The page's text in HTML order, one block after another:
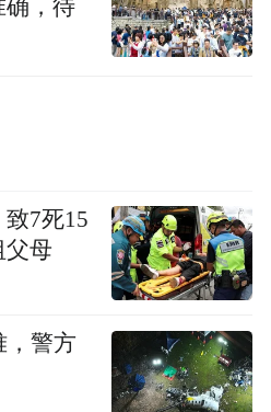
确，待
7死15
父母
，警方